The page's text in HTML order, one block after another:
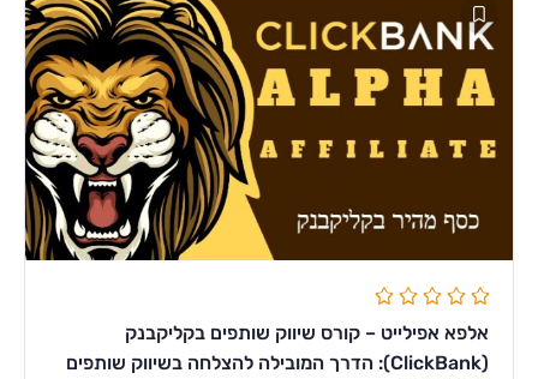
אלפא אפילייט – קורס שיווק שותפים בקליקבנק
(ClickBank): הדרך המובילה להצלחה בשיווק שותפים